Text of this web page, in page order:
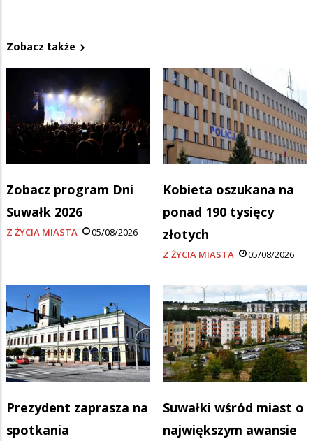
Zobacz także
Zobacz program Dni
Suwałk 2026
Z ŻYCIA MIASTA 05/08/2026
Kobieta oszukana na
ponad 190 tysięcy
złotych
Z ŻYCIA MIASTA 05/08/2026
Prezydent zaprasza na
spotkania
Suwałki wśród miast o
największym awansie